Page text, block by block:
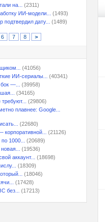
на...
(2311)
ИИ-модели...
(1493)
дату...
(1489)
6 7 8 >
(41056)
ИИ-сериалы...
(40341)
—...
(39958)
(34165)
(29806)
плавнее: Google...
(22680)
(21126)
1000...
(20689)
(19536)
аккаунт...
(18698)
(18309)
(18046)
(17428)
без...
(17213)